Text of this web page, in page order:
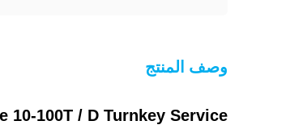
وصف المنتج
10-100T / D Turnkey Service